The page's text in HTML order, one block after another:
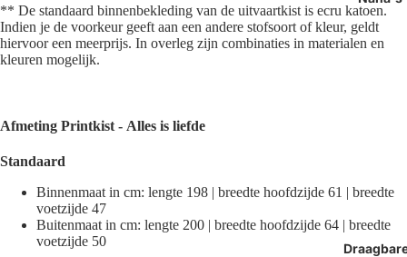
** De standaard binnenbekleding van de uitvaartkist is ecru katoen.
Indien je de voorkeur geeft aan een andere stofsoort of kleur, geldt
hiervoor een meerprijs. In overleg zijn combinaties in materialen en
kleuren mogelijk.
Afmeting Printkist - Alles is liefde
Standaard
Binnenmaat in cm: lengte 198 | breedte hoofdzijde 61 | breedte
voetzijde 47
Buitenmaat in cm: lengte 200 | breedte hoofdzijde 64 | breedte
voetzijde 50